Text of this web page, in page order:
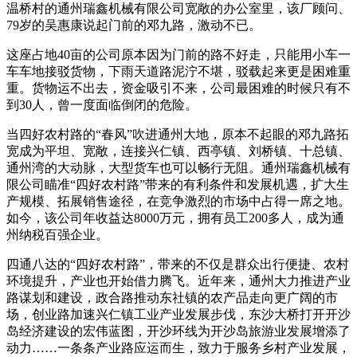
温桥村的通州瑞鑫机械有限公司宽敞的办公室里，该厂顾问、
79岁的吴惠康说起门前的邓九路，激动不已。
这座占地40亩的公司原本因为门前的路不好走，只能用小车一
车车地接驳货物，下雨天道路泥泞不堪，驳载起来更是困难重
重。货物运不出去，资金吸引不来，公司最困难的时候只有不
到30人，曾一度面临倒闭的危险。
当四好农村路的“春风”吹进通州大地，原本不起眼的邓九路拓
宽成为平坦、宽敞，连接兴仁镇、西亭镇、刘桥镇、十总镇、
通州湾的大动脉，大型货车也可以畅行无阻。通州瑞鑫机械有
限公司瞄准“四好农村路”带来的有利条件和发展机遇，扩大生
产规模、拓展销售途径，在竞争激烈的市场中占得一席之地。
如今，该公司年收益达8000万元，拥有员工200多人，成为通
州纳税百强企业。
四通八达的“四好农村路”，带来的不仅是群众出行便捷、农村
环境提升，产业也开始借力腾飞。近年来，通州大力推进产业
路谋划和建设，政合路推动东社镇的农产品走向更广阔的市
场，创业路加速兴仁镇工业产业发展步伐，东沙大桥打开开沙
岛经济建设的宏伟蓝图，开沙环线为开沙岛旅游业发展增添了
动力……一条条产业路应运而生，致力于服务乡村产业发展，